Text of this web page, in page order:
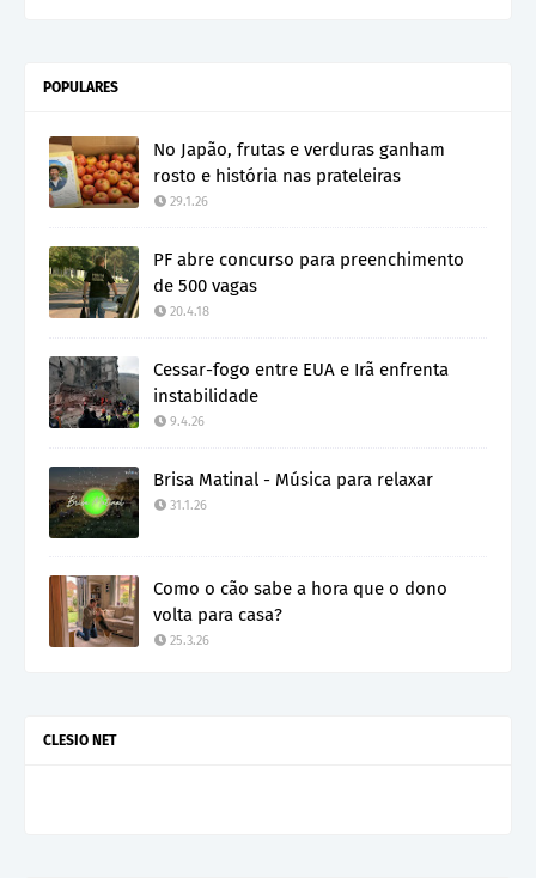
POPULARES
No Japão, frutas e verduras ganham
rosto e história nas prateleiras
29.1.26
PF abre concurso para preenchimento
de 500 vagas
20.4.18
Cessar-fogo entre EUA e Irã enfrenta
instabilidade
9.4.26
Brisa Matinal - Música para relaxar
31.1.26
Como o cão sabe a hora que o dono
volta para casa?
25.3.26
CLESIO NET